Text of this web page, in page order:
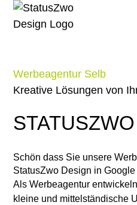
Werbeagentur Selb
Kreative Lösungen von
Schön dass Sie unsere
StatusZwo Design in
Als Werbeagentur
kleine und mittelständische